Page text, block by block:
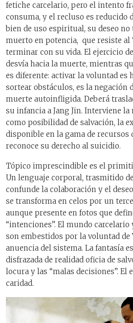
fetiche carcelario, pero el intento
consuma, y el recluso es reducido
bien de uso espiritual, su deseo no
muerto en potencia, que resiste al
terminar con su vida. El ejercicio
desvía hacia la muerte, mientras
es diferente: activar la voluntad es
sortear obstáculos, es la negación
muerte autoinfligida. Deberá
su infancia a Jang Jin. Interviene
como posibilidad de salvación, la
disponible en la gama de recursos
reconoce su derecho al suicidio.
Tópico imprescindible es el
Un lenguaje corporal, trasmitido
confunde la colaboración y el
se transforma en celos por un
aunque presente en fotos que
“intenciones”. El mundo carcelario
son embestidos por la voluntad de
anuencia del sistema. La fantasía
disfrazada de realidad oficia de
locura y las “malas decisiones”. El
caridad.